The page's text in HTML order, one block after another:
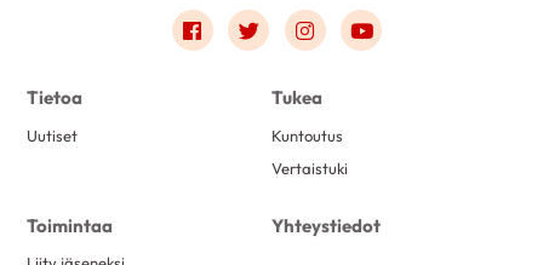
Link to facebook
Link to twitter
Link to instagram
Link to youtube
Tietoa
Uutiset
Tukea
Kuntoutus
Vertaistuki
Toimintaa Yhteystiedot